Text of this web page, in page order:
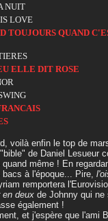
NUIT
LOVE
TOUJOURS QUAND
ELLE DIT ROSE
voilà enfin le top de
de Daniel Lesueur
même ! En
à l'époque... Pire,
remportera
en deux de Johnny qui
également !
et j'espère que l'ami